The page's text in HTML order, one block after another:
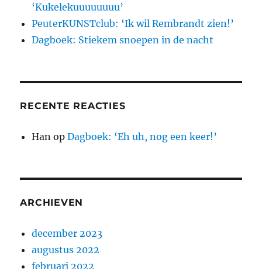
‘Kukelekuuuuuuuu’
PeuterKUNSTclub: ‘Ik wil Rembrandt zien!’
Dagboek: Stiekem snoepen in de nacht
RECENTE REACTIES
Han opDagboek: ‘Eh uh, nog een keer!’
ARCHIEVEN
december 2023
augustus 2022
februari 2022